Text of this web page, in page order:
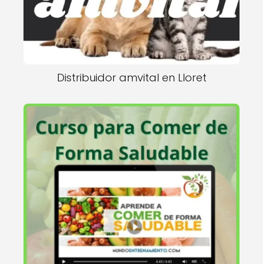
Distribuidor amvital en Lloret